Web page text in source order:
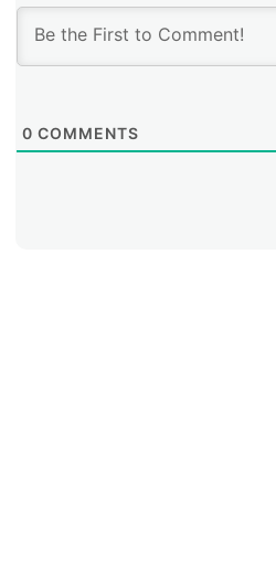
0 COMMENTS